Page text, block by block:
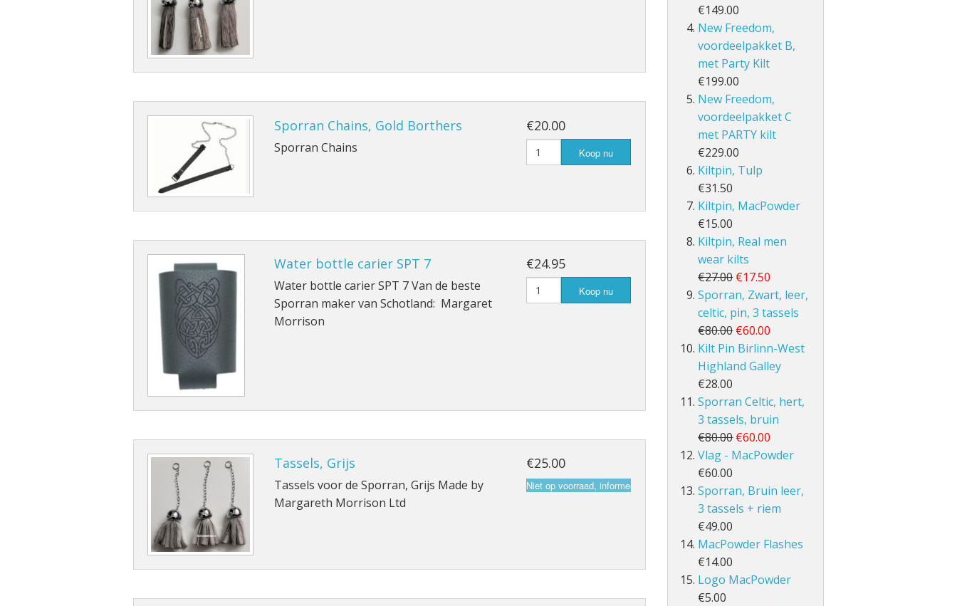
Sporran Chains, Gold Borthers
Sporran Chains
€20.00
Koop nu
Water bottle carier SPT 7
Water bottle carier SPT 7 Van de beste
Sporran maker van Schotland: Margaret
Morrison
€24.95
Koop nu
Tassels, Grijs
Tassels voor de Sporran, Grijs Made by
Margareth Morrison Ltd
€25.00
€149.00
New Freedom,
voordeelpakket B,
met Party Kilt
€199.00
New Freedom,
voordeelpakket C
met PARTY kilt
€229.00
Kiltpin, Tulp
€31.50
Kiltpin, MacPowder
€15.00
Kiltpin, Real men
wear kilts
€27.00 €17.50
Sporran, Zwart, leer,
celtic, pin, 3 tassels
€80.00 €60.00
Kilt Pin Birlinn-West
Highland Galley
€28.00
Sporran Celtic, hert,
3 tassels, bruin
€80.00 €60.00
Vlag - MacPowder
€60.00
Sporran, Bruin leer,
3 tassels + riem
€49.00
MacPowder Flashes
€14.00
Logo MacPowder
€5.00